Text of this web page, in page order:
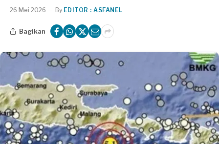
26 Mei 2026 By EDITOR : ASFANEL
Bagikan